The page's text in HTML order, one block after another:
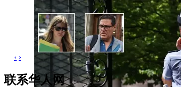
‹ ›
联系华人网